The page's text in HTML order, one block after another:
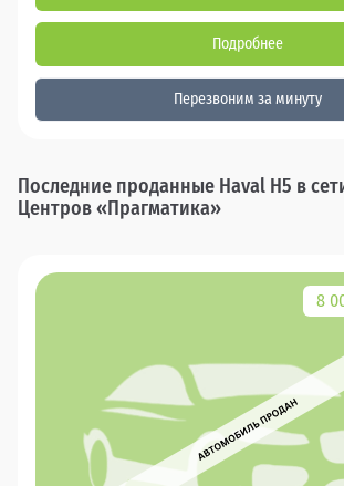
Подробнее
Перезвоним за минуту
Последние проданные Haval H5 в
Центров «Прагматика»
8